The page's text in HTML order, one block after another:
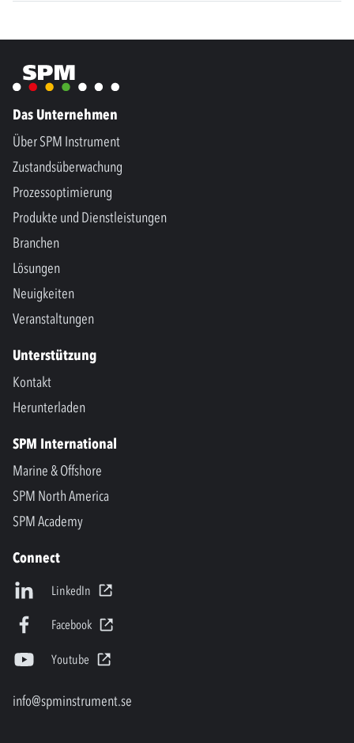
Das Unternehmen
Über SPM Instrument
Zustandsüberwachung
Prozessoptimierung
Produkte und Dienstleistungen
Branchen
Lösungen
Neuigkeiten
Veranstaltungen
Unterstützung
Kontakt
Herunterladen
SPM International
Marine & Offshore
SPM North America
SPM Academy
Connect
LinkedIn
Facebook
Youtube
info@spminstrument.se